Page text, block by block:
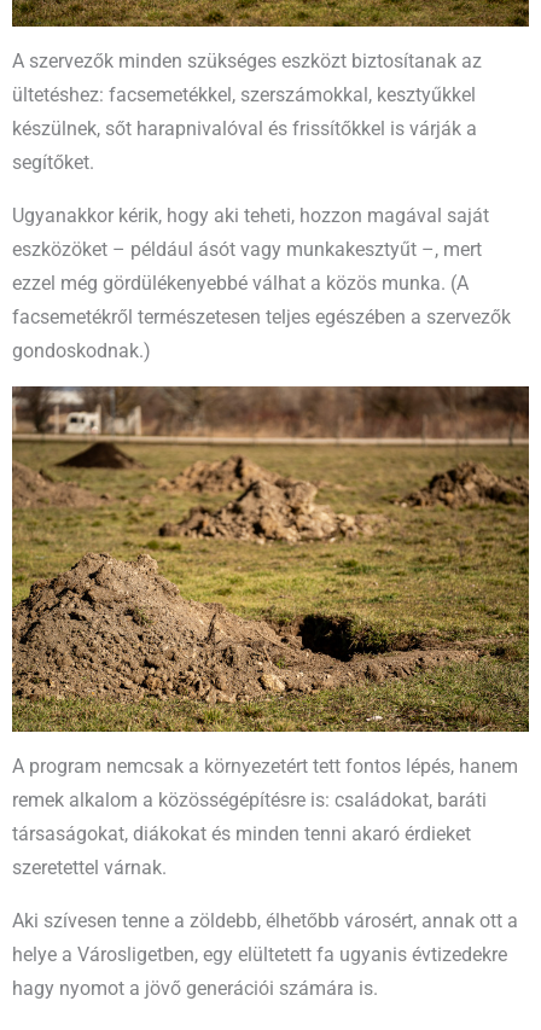
A szervezők minden szükséges eszközt biztosítanak az
ültetéshez: facsemetékkel, szerszámokkal, kesztyűkkel
készülnek, sőt harapnivalóval és frissítőkkel is várják a
segítőket.
Ugyanakkor kérik, hogy aki teheti, hozzon magával saját
eszközöket – például ásót vagy munkakesztyűt –, mert
ezzel még gördülékenyebbé válhat a közös munka. (A
facsemetékről természetesen teljes egészében a szervezők
gondoskodnak.)
A program nemcsak a környezetért tett fontos lépés, hanem
remek alkalom a közösségépítésre is: családokat, baráti
társaságokat, diákokat és minden tenni akaró érdieket
szeretettel várnak.
Aki szívesen tenne a zöldebb, élhetőbb városért, annak ott a
helye a Városligetben, egy elültetett fa ugyanis évtizedekre
hagy nyomot a jövő generációi számára is.